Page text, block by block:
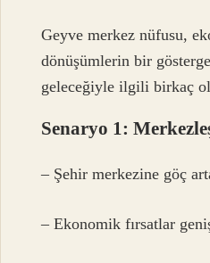
Geyve merkez nüfusu,
dönüşümlerin bir
geleceğiyle ilgili birkaç
Senaryo 1:
– Şehir merkezine göç
– Ekonomik fırsatlar